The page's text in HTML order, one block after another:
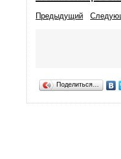
Предыдущий
Поделиться…